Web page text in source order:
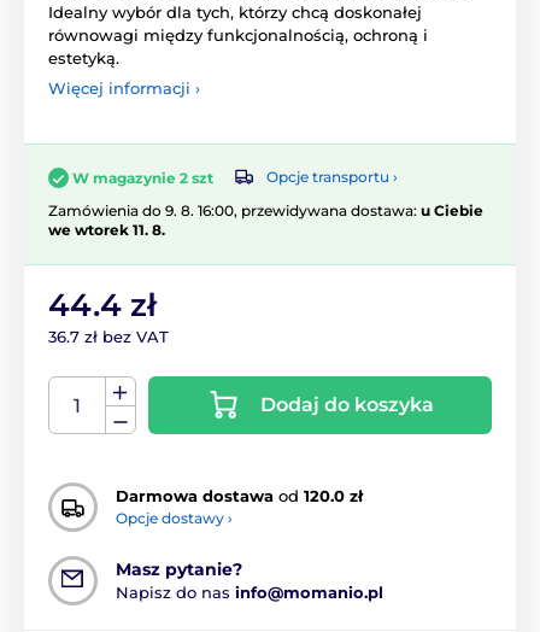
Idealny wybór dla tych, którzy chcą doskonałej
równowagi między funkcjonalnością, ochroną i
estetyką.
Więcej informacji ›
W magazynie 2 szt
Opcje transportu ›
Zamówienia do 9. 8. 16:00, przewidywana dostawa: u Ciebie
we wtorek 11. 8.
44.4 zł
36.7 zł bez VAT
Dodaj do koszyka
Darmowa dostawa od 120.0 zł
Opcje dostawy ›
Masz pytanie?
Napisz do nas info@momanio.pl